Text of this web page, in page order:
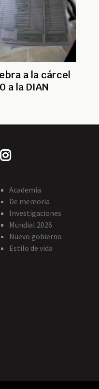
a la cárcel
a la DIAN
Academia
De memoria
Investigaciones
Mundial 2026
Nuevo gobierno
Estilo de vida